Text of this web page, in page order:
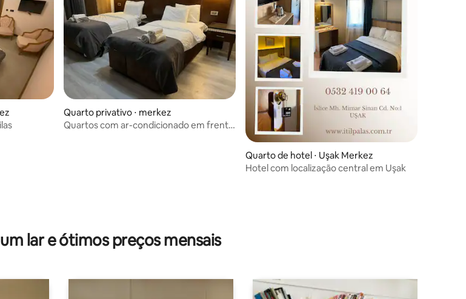
Quarto privativo ⋅ merkez
Quartos com ar-condicionado em frente
Quarto de hotel ⋅ Uşak Merkez
Hotel com localização central em Uşak
lar e ótimos preços mensais